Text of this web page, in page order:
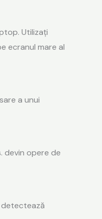
Utilizați
ecranul mare al
a unui
devin opere de
detectează